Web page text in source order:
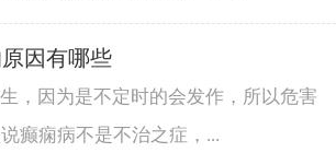
因有哪些
，因为是不定时的会发作，所以危害
癫痫病不是不治之症，...